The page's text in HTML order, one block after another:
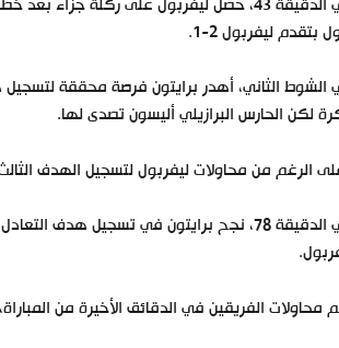
بتقدم ليفربول 2-1.
لكن الحارس البرازيلي أليسون تصدى لها.
الرغم من محاولات ليفربول لتسجيل الهدف
في الدقيقة 78، نجح برايتون في تسجيل
محاولات الفريقين في الدقائق الأخيرة من المباراة،